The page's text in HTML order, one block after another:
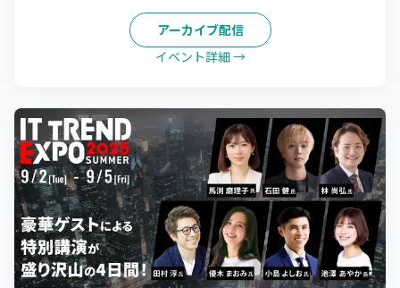
アーカイブ配信
イベント詳細 →